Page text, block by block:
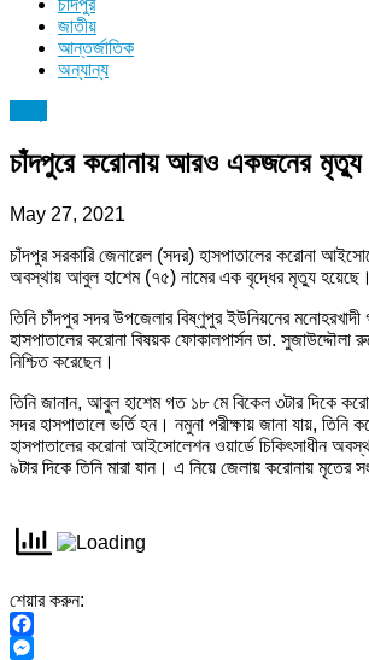
চাঁদপুর
জাতীয়
আন্তর্জাতিক
অন্যান্য
চাঁদপুরে করোনায় আরও একজনের মৃত্যু
May 27, 2021
চাঁদপুর সরকারি জেনারেল (সদর) হাসপাতালের করোনা
অবস্থায় আবুল হাশেম (৭৫) নামের এক বৃদ্ধের মৃত্যু হয়েছে।
তিনি চাঁদপুর সদর উপজেলার বিষ্ণুপুর ইউনিয়নের মনোহরখাদী
হাসপাতালের করোনা বিষয়ক ফোকালপার্সন ডা. সুজাউদ্দৌলা
নিশ্চিত করেছেন।
তিনি জানান, আবুল হাশেম গত ১৮ মে বিকেল ৩টার দিকে
সদর হাসপাতালে ভর্তি হন। নমুনা পরীক্ষায় জানা যায়, তিনি
হাসপাতালের করোনা আইসোলেশন ওয়ার্ডে চিকিৎসাধীন
৯টার দিকে তিনি মারা যান। এ নিয়ে জেলায় করোনায় মৃতের
শেয়ার করুন:
Facebook